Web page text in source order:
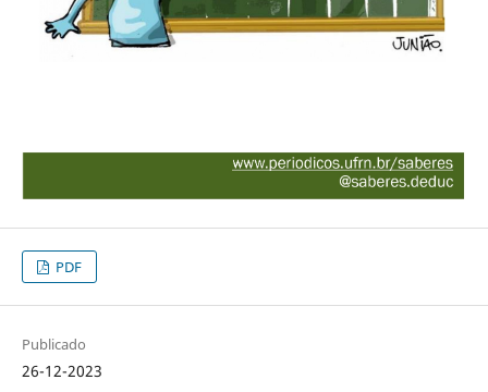
PDF
Publicado
26-12-2023